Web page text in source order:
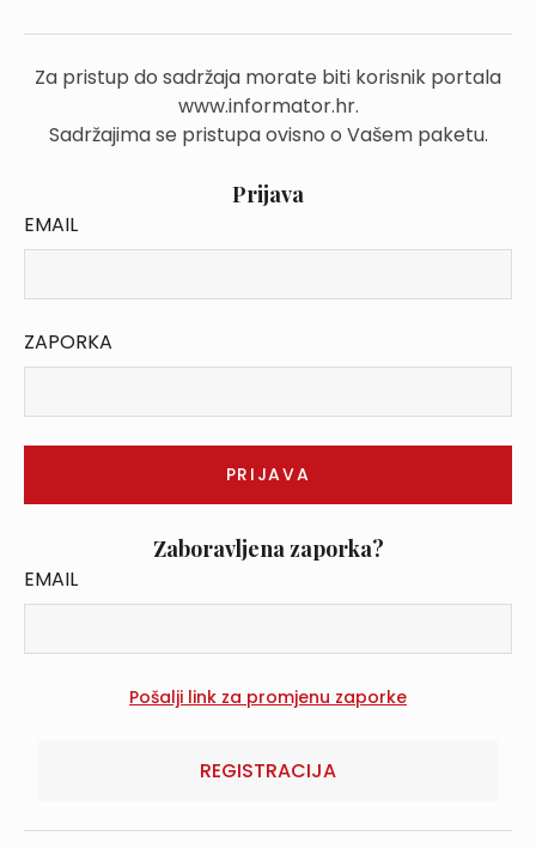
Za pristup do sadržaja morate biti korisnik portala
www.informator.hr.
Sadržajima se pristupa ovisno o Vašem paketu.
Prijava
EMAIL
ZAPORKA
Zaboravljena zaporka?
EMAIL
REGISTRACIJA